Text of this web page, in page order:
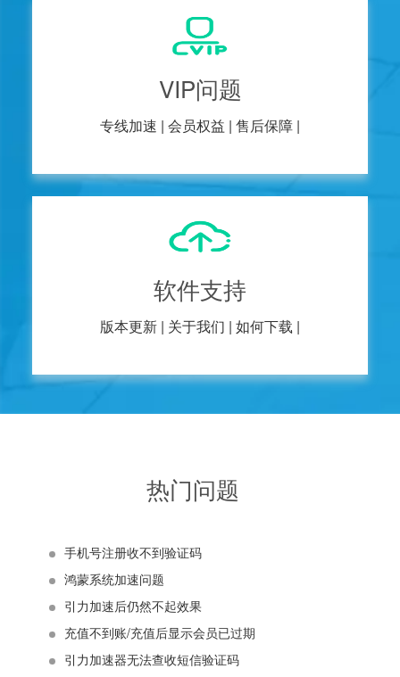
VIP问题
专线加速 | 会员权益 | 售后保障 |
软件支持
版本更新 | 关于我们 | 如何下载 |
热门问题
手机号注册收不到验证码
鸿蒙系统加速问题
引力加速后仍然不起效果
充值不到账/充值后显示会员已过期
引力加速器无法查收短信验证码